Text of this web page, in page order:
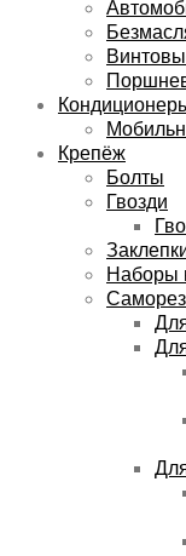
Крепёж
Болты
Гвозди
Наборы